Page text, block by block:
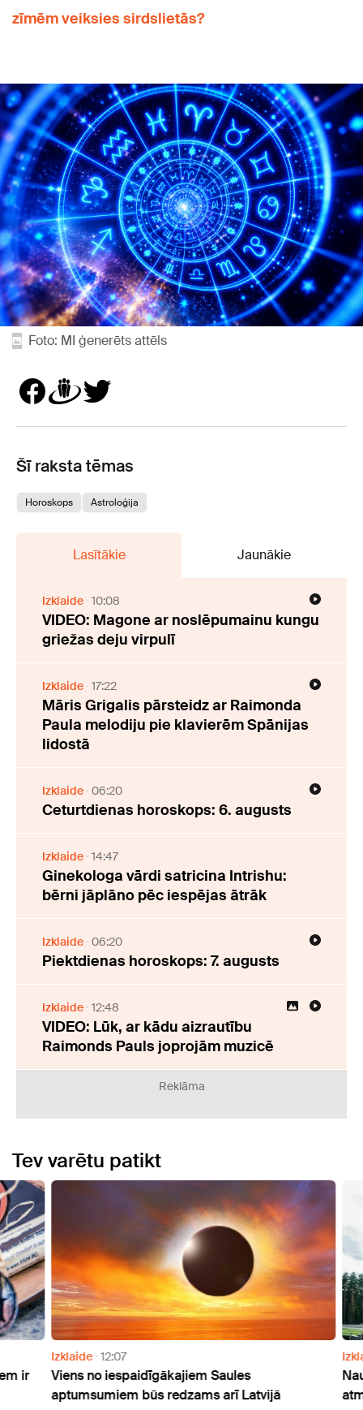
zīmēm veiksies sirdslietās?
Foto: MI ģenerēts attēls
Šī raksta tēmas
Horoskops Astroloģija
Lasītākie Jaunākie
Izklaide 10:08
VIDEO: Magone ar noslēpumainu kungu
griežas deju virpulī
Izklaide 17:22
Māris Grigalis pārsteidz ar Raimonda
Paula melodiju pie klavierēm Spānijas
lidostā
Izklaide 06:20
Ceturtdienas horoskops: 6. augusts
Izklaide 14:47
Ginekologa vārdi satricina Intrishu:
bērni jāplāno pēc iespējas ātrāk
Izklaide 06:20
Piektdienas horoskops: 7. augusts
Izklaide 12:48
VIDEO: Lūk, ar kādu aizrautību
Raimonds Pauls joprojām muzicē
Reklāma
Tev varētu patikt
ir
Izklaide 12:07
Viens no iespaidīgākajiem Saules
aptumsumiem būs redzams arī Latvijā